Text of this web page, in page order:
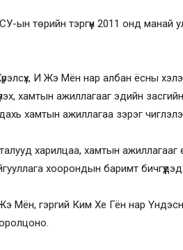
ын төрийн тэргүүн 2011 онд
И Жэ Мён нар албан ёсны
хамтын ажиллагааг эдийн
хамтын ажиллагаа зэрэг
харилцаа, хамтын ажиллагааг
хоорондын баримт
Мён, гэргий Ким Хе Гён нар